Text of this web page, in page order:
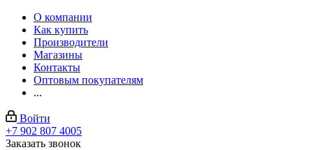
О компании
Как купить
Производители
Магазины
Контакты
Оптовым покупателям
...
Войти
+7 902 807 4005
Заказать звонок